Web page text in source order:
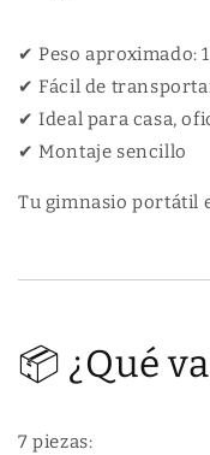
✔ Peso aproximado:
✔ Fácil de
✔ Ideal para casa,
✔ Montaje sencillo
Tu gimnasio portátil
📦 ¿Qué
7 piezas: